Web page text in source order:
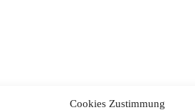
Cookies Zustimmung